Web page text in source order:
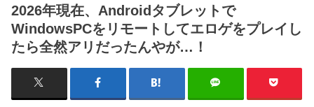
2026年現在、Androidタブレットで
WindowsPCをリモートしてエロゲをプレイし
たら全然アリだったんやが…！